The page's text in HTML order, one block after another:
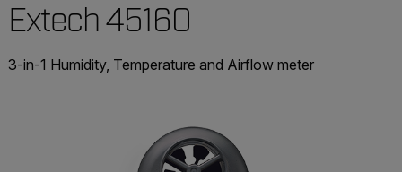
Extech 45160
3-in-1 Humidity, Temperature and Airflow meter